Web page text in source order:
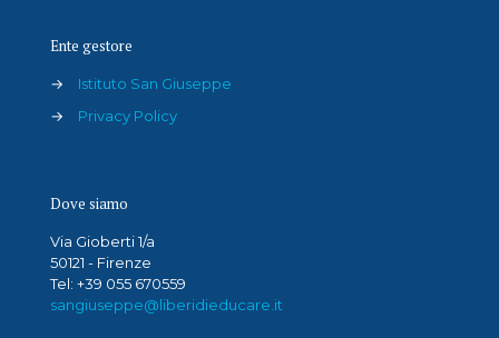
Ente gestore
→
Istituto San Giuseppe
→
Privacy Policy
Dove siamo
Via Gioberti 1/a
50121 - Firenze
Tel: +39 055 670559
sangiuseppe@liberidieducare.it